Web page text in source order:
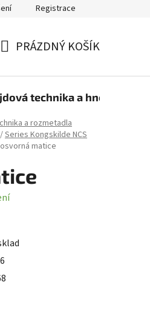
Registrace
KOŠÍK
PRÁZDNÝ KOŠÍK
technika a hnojiva
a rozmetadla
/Series Kongskilde NCS
matice